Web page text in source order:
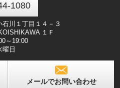
1080
川１丁目１４－３
１Ｆ
～19:00
曜日
メールでお問い合わせ